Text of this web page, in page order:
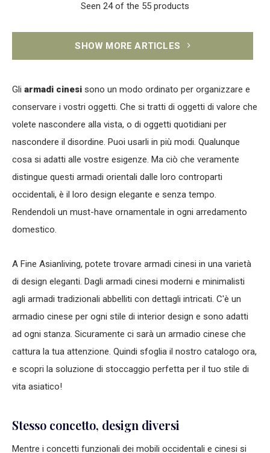
Seen 24 of the 55 products
SHOW MORE ARTICLES
Gli armadi cinesi sono un modo ordinato per organizzare e
conservare i vostri oggetti. Che si tratti di oggetti di valore che
volete nascondere alla vista, o di oggetti quotidiani per
nascondere il disordine. Puoi usarli in più modi. Qualunque
cosa si adatti alle vostre esigenze. Ma ciò che veramente
distingue questi armadi orientali dalle loro controparti
occidentali, è il loro design elegante e senza tempo.
Rendendoli un must-have ornamentale in ogni arredamento
domestico.
A Fine Asianliving, potete trovare armadi cinesi in una varietà
di design eleganti. Dagli armadi cinesi moderni e minimalisti
agli armadi tradizionali abbelliti con dettagli intricati. C'è un
armadio cinese per ogni stile di interior design e sono adatti
ad ogni stanza. Sicuramente ci sarà un armadio cinese che
cattura la tua attenzione. Quindi sfoglia il nostro catalogo ora,
e scopri la soluzione di stoccaggio perfetta per il tuo stile di
vita asiatico!
Stesso concetto, design diversi
Mentre i concetti funzionali dei mobili occidentali e cinesi si